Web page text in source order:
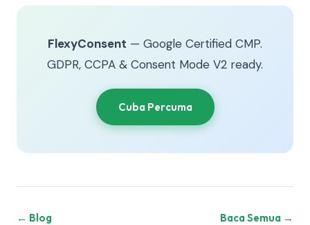
FlexyConsent — Google Certified CMP.
GDPR, CCPA & Consent Mode V2 ready.
Cuba Percuma
← Blog Baca Semua →